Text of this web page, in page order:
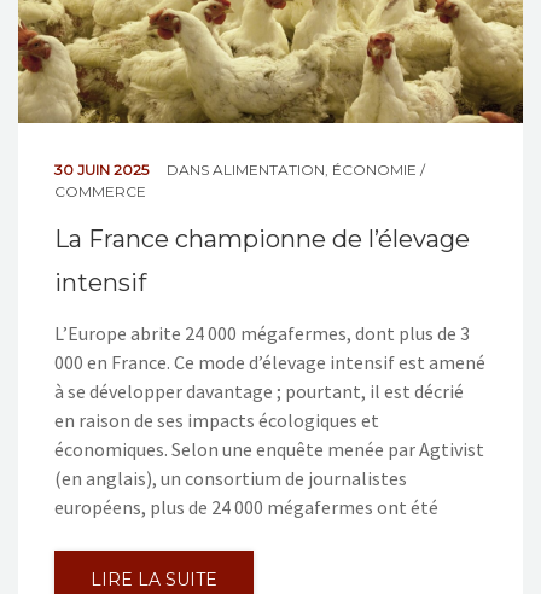
30 JUIN 2025 DANS ALIMENTATION ÉCONOMIE /
COMMERCE
La France championne de l’élevage
intensif
L’Europe abrite 24 000 mégafermes, dont plus de 3
000 en France. Ce mode d’élevage intensif est amené
à se développer davantage ; pourtant, il est décrié
en raison de ses impacts écologiques et
économiques. Selon une enquête menée par Agtivist
(en anglais), un consortium de journalistes
européens, plus de 24 000 mégafermes ont été
LIRE LA SUITE